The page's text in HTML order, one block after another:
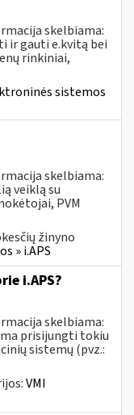
skelbiama:
ir gauti e.kvitą bei
rinkiniai,
sistemos
skelbiama:
veiklą su
PVM
žinyno
» i.APS
i.APS?
skelbiama:
prisijungti tokiu
sistemų (pvz.:
VMI